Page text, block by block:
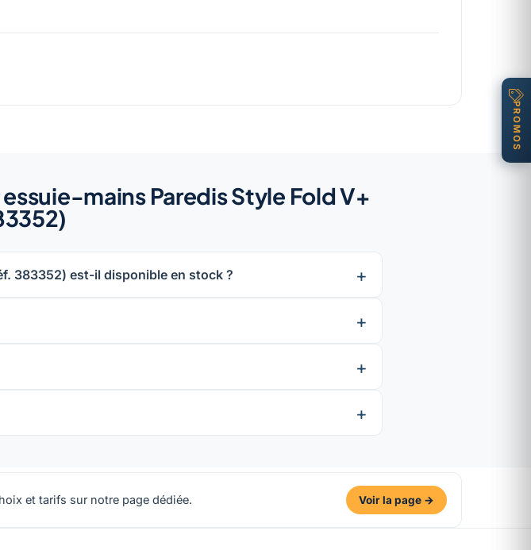
mains Paredis Style Fold V+
383352) est-il disponible en stock ?
et tarifs sur notre page dédiée. Voir la page →
PROMOS